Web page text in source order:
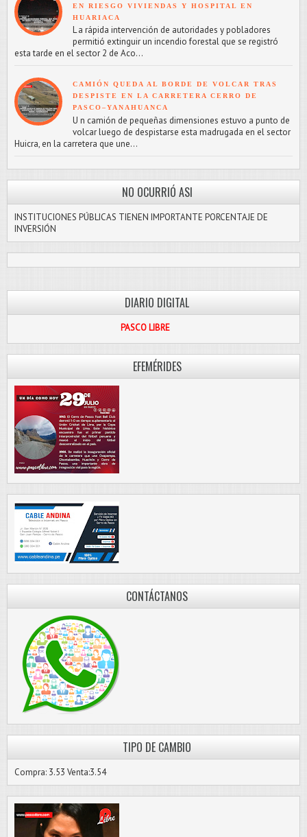
EN RIESGO VIVIENDAS Y HOSPITAL EN
HUARIACA
L a rápida intervención de autoridades y pobladores
permitió extinguir un incendio forestal que se registró
esta tarde en el sector 2 de Aco...
CAMIÓN QUEDA AL BORDE DE VOLCAR TRAS
DESPISTE EN LA CARRETERA CERRO DE
PASCO–YANAHUANCA
U n camión de pequeñas dimensiones estuvo a punto de
volcar luego de despistarse esta madrugada en el sector
Huicra, en la carretera que une...
NO OCURRIÓ ASI
INSTITUCIONES PÚBLICAS TIENEN IMPORTANTE PORCENTAJE DE
INVERSIÓN
DIARIO DIGITAL
EFEMÉRIDES
CONTÁCTANOS
TIPO DE CAMBIO
Compra: 3.53 Venta:3.54